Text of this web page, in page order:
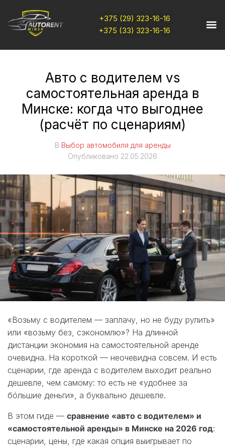
+375 (29) 323-16-16
+375 (33) 323-16-16
Авто с водителем vs
самостоятельная аренда в
Минске: когда что выгоднее
(расчёт по сценариям)
В Выбор автомобиля для аренды
Опубликовано 22.05.2026
«Возьму с водителем — заплачу, но не буду рулить»
или «возьму без, сэкономлю»? На длинной
дистанции экономия на самостоятельной аренде
очевидна. На короткой — неочевидна совсем. И есть
сценарии, где аренда с водителем выходит реально
дешевле, чем самому: то есть не «удобнее за
бóльшие деньги», а буквально дешевле.
В этом гиде — сравнение «авто с водителем» и
«самостоятельной аренды» в Минске на 2026 год:
сценарии, цены, где какая опция выигрывает по